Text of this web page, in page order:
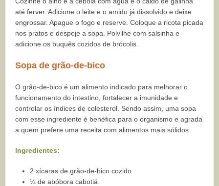
até ferver. Adicione o leite e o amido já dissolvido e deixe
engrossar. Apague o fogo e reserve. Coloque a ricota picada
nos pratos e despeje a sopa. Polvilhe com salsinha e
adicione os buquês cozidos de brócolis.
Sopa de grão-de-bico
O grão-de-bico é um alimento indicado para melhorar o
funcionamento do intestino, fortalecer a imunidade e
controlar os índices de colesterol. Sendo assim, uma sopa
com esse ingrediente é benéfica para o organismo e agrada
a quem prefere uma receita com alimentos mais sólidos.
Ingredientes:
2 xícaras de grão-de-bico cozido
¼ de abóbora cabotiá